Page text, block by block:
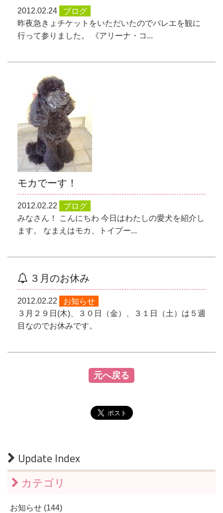
2012.02.24
ブログ
昨夜急きょチケットをいただいたのでバレエを観に
行って参りました。 《アリーナ・コ...
モカでーす！
2012.02.22
ブログ
みなさん！ こんにちわ 今日はわたしの愛犬を紹介し
ます。 なまえはモカ、トイプー...
３月のお休み
2012.02.22
お知らせ
３月２９日(木)、３０日（金）、３１日（土）は５週
目なのでお休みです。
元へ戻る
Update Index
カテゴリ
お知らせ (144)